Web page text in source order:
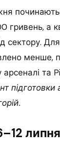
гривень, а
сектору.
та